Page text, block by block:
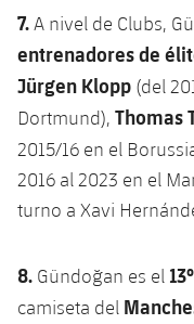
7. A nivel de Clubs,
entrenadores de
Jürgen Klopp (del
Dortmund), Thomas
2015/16 en el
2016 al 2023 en el
turno a Xavi
8. Gündoğan es el
camiseta del